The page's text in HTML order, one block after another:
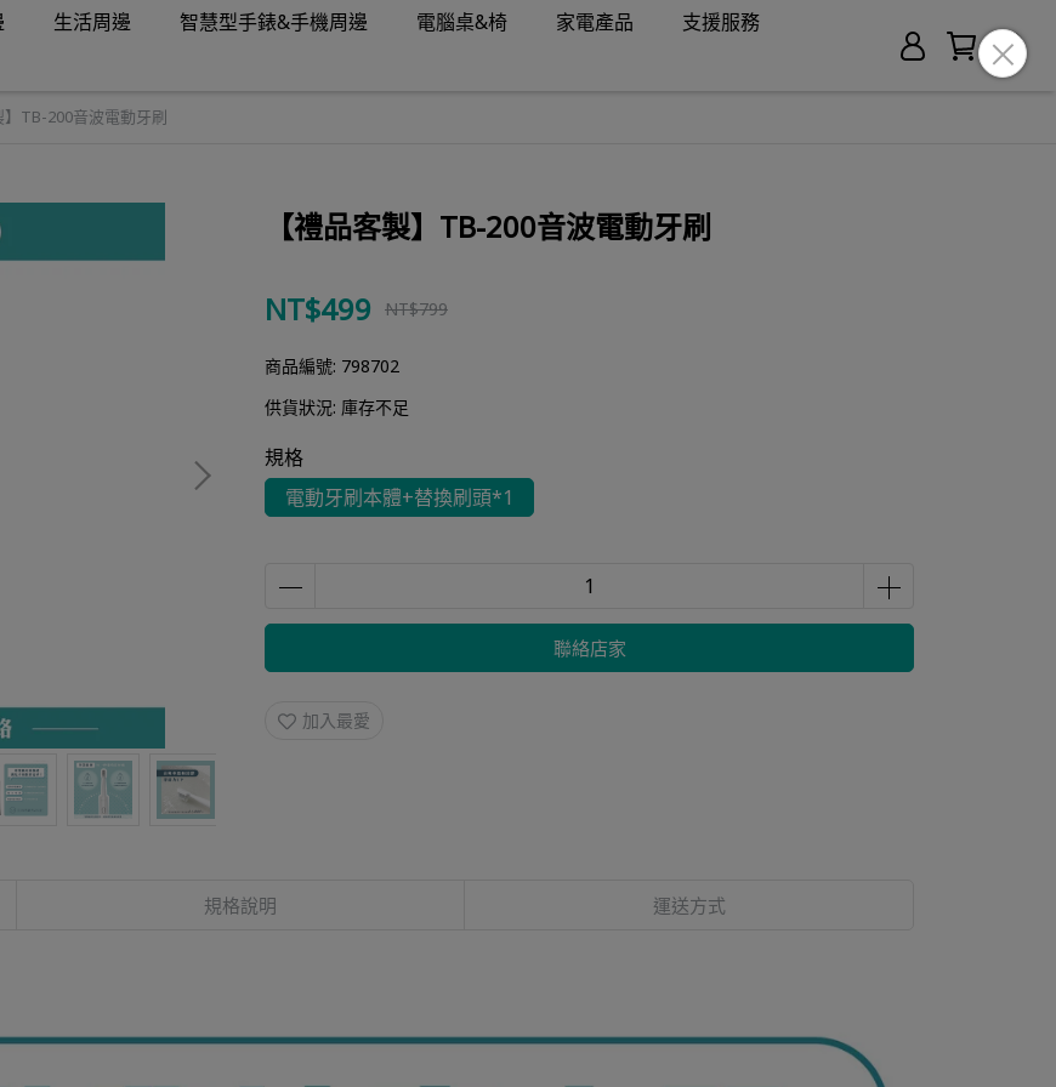
生活周邊 智慧型手錶&手機周邊 電腦桌&椅 家電產品
支援服務
】TB-200音波電動牙刷
【禮品客製】TB-200音波電動牙刷
NT$499 NT$799
商品編號: 798702
供貨狀況: 庫存不足
規格
電動牙刷本體+替換刷頭*1
聯絡店家
加入最愛
規格說明 運送方式